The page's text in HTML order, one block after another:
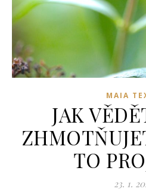
MAIA
JAK
TO
23. 1.